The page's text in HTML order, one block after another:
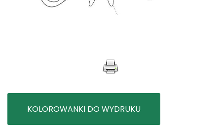
KOLOROWANKI DO WYDRUKU